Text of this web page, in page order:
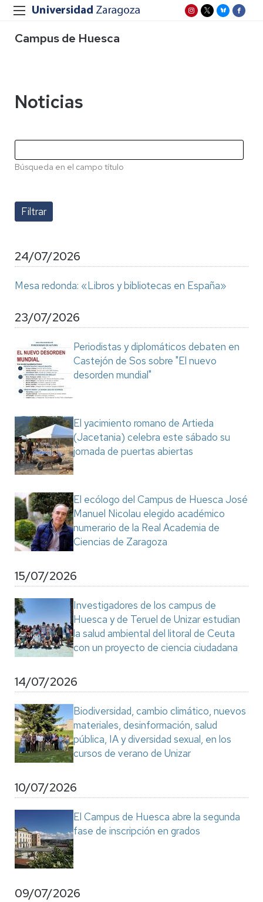
Campus de Huesca
Noticias
Búsqueda en el campo título
24/07/2026
Mesa redonda: «Libros y bibliotecas en España»
23/07/2026
Periodistas y diplomáticos debaten en
Castejón de Sos sobre "El nuevo
desorden mundial"
El yacimiento romano de Artieda
(Jacetania) celebra este sábado su
jornada de puertas abiertas
El ecólogo del Campus de Huesca José
Manuel Nicolau elegido académico
numerario de la Real Academia de
Ciencias de Zaragoza
15/07/2026
Investigadores de los campus de
Huesca y de Teruel de Unizar estudian
la salud ambiental del litoral de Ceuta
con un proyecto de ciencia ciudadana
14/07/2026
Biodiversidad, cambio climático, nuevos
materiales, desinformación, salud
pública, IA y diversidad sexual, en los
cursos de verano de Unizar
10/07/2026
El Campus de Huesca abre la segunda
fase de inscripción en grados
09/07/2026